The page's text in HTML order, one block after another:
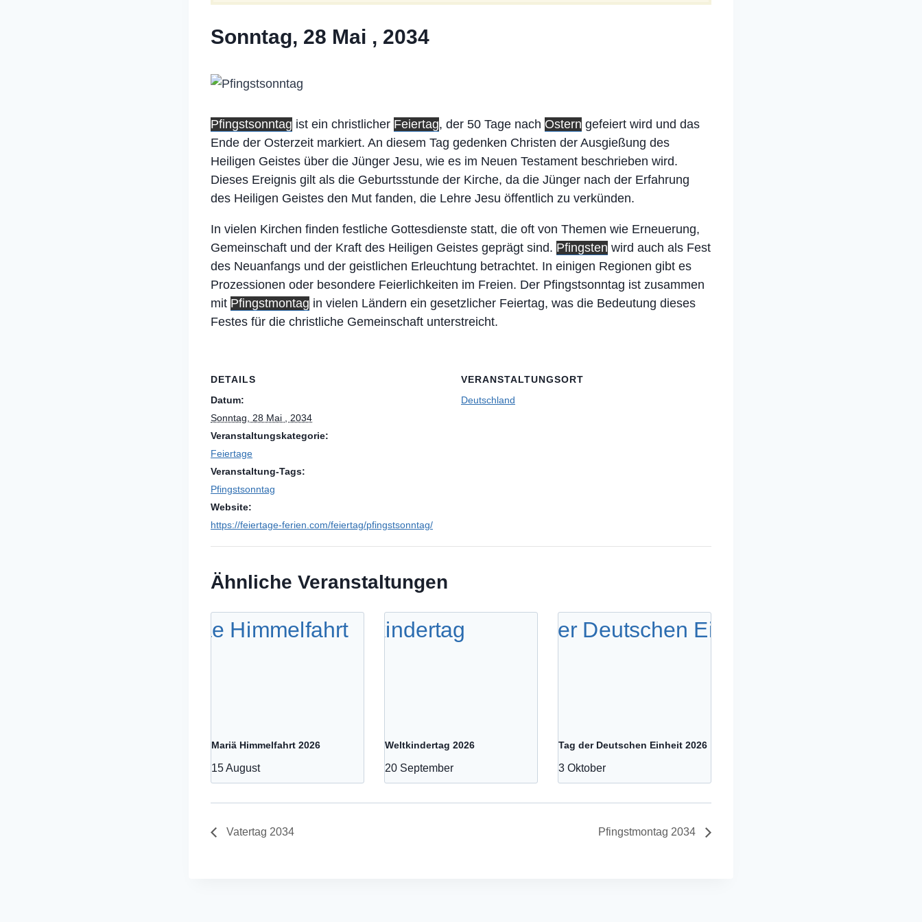
Sonntag, 28 Mai , 2034
Pfingstsonntag ist ein christlicher Feiertag, der 50 Tage nach Ostern gefeiert wird und das
Ende der Osterzeit markiert. An diesem Tag gedenken Christen der Ausgießung des
Heiligen Geistes über die Jünger Jesu, wie es im Neuen Testament beschrieben wird.
Dieses Ereignis gilt als die Geburtsstunde der Kirche, da die Jünger nach der Erfahrung
des Heiligen Geistes den Mut fanden, die Lehre Jesu öffentlich zu verkünden.
In vielen Kirchen finden festliche Gottesdienste statt, die oft von Themen wie Erneuerung,
Gemeinschaft und der Kraft des Heiligen Geistes geprägt sind. Pfingsten wird auch als Fest
des Neuanfangs und der geistlichen Erleuchtung betrachtet. In einigen Regionen gibt es
Prozessionen oder besondere Feierlichkeiten im Freien. Der Pfingstsonntag ist zusammen
mit Pfingstmontag in vielen Ländern ein gesetzlicher Feiertag, was die Bedeutung dieses
Festes für die christliche Gemeinschaft unterstreicht.
DETAILS
Datum:
Sonntag, 28 Mai , 2034
Veranstaltungskategorie:
Feiertage
Veranstaltung-Tags:
Pfingstsonntag
Website:
https://feiertage-ferien.com/feiertag/pfingstsonntag/
VERANSTALTUNGSORT
Deutschland
Ähnliche Veranstaltungen
Mariä Himmelfahrt 2026
15 August
Weltkindertag 2026
20 September
Tag der Deutschen Einheit 2026
3 Oktober
Vatertag 2034 Pfingstmontag 2034